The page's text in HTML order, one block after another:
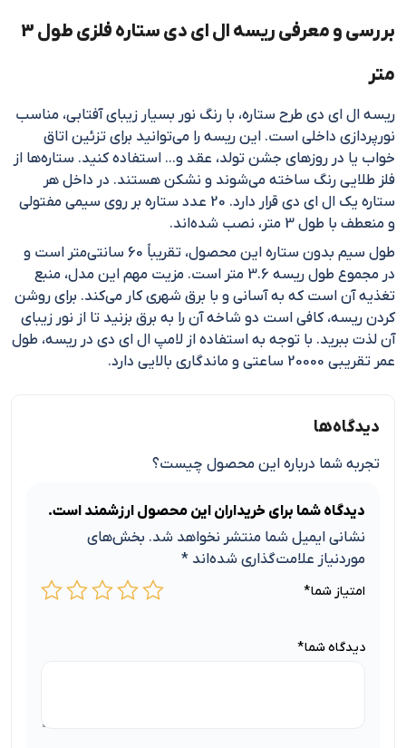
بررسی و معرفی ریسه ال ای دی ستاره فلزی طول 3
متر
ریسه ال ای دی طرح ستاره، با رنگ نور بسیار زیبای آفتابی، مناسب
نورپردازی داخلی است. این ریسه را می‌توانید برای تزئین اتاق
خواب یا در روزهای جشن تولد، عقد و… استفاده کنید. ستاره‌ها از
فلز طلایی رنگ ساخته می‌شوند و نشکن هستند. در داخل هر
ستاره یک ال ای دی قرار دارد. 20 عدد ستاره بر روی سیمی مفتولی
و منعطف با طول 3 متر، نصب شده‌اند.
طول سیم بدون ستاره این محصول، تقریباً 60 سانتی‌متر است و
در مجموع طول ریسه 3.6 متر است. مزیت مهم این مدل، منبع
تغذیه آن است که به آسانی و با برق شهری کار می‌کند. برای روشن
کردن ریسه، کافی است دو شاخه آن را به برق بزنید تا از نور زیبای
آن لذت ببرید. با توجه به استفاده از لامپ ال ای دی در ریسه، طول
عمر تقریبی 20000 ساعتی و ماندگاری بالایی دارد.
دیدگاه‌ها
تجربه شما درباره این محصول چیست؟
دیدگاه شما برای خریداران این محصول ارزشمند است.
نشانی ایمیل شما منتشر نخواهد شد. بخش‌های
موردنیاز علامت‌گذاری شده‌اند *
امتیاز شما*
دیدگاه شما*